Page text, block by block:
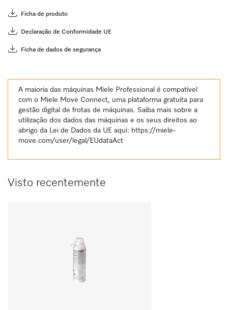
Ficha de produto
Declaração de Conformidade UE
Ficha de dados de segurança
A maioria das máquinas Miele Professional é compatível
com o Miele Move Connect, uma plataforma gratuita para
gestão digital de frotas de máquinas. Saiba mais sobre a
utilização dos dados das máquinas e os seus direitos ao
abrigo da Lei de Dados da UE aqui: https://miele-
move.com/user/legal/EUdataAct
Visto recentemente